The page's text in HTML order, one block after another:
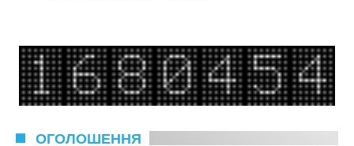
ОГОЛОШЕННЯ